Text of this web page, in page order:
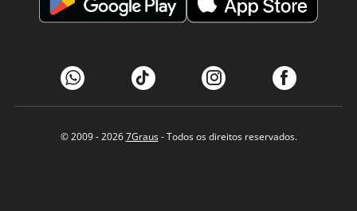
© 2009 - 20267Graus- Todos os direitos reservados.